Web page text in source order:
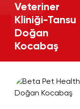
Veteriner
Kliniği-Tansu
Doğan
Kocabaş